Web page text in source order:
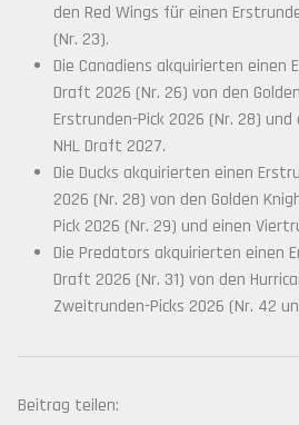
den Red Wings für einen
(Nr. 23).
Die Canadiens akquirierten einen
Draft 2026 (Nr. 26) von den
Erstrunden-Pick 2026 (Nr. 28)
NHL Draft 2027.
Die Ducks akquirierten einen
2026 (Nr. 28) von den Golden
Pick 2026 (Nr. 29) und einen
Die Predators akquirierten einen
Draft 2026 (Nr. 31) von den
Zweitrunden-Picks 2026 (Nr. 42
Beitrag teilen: